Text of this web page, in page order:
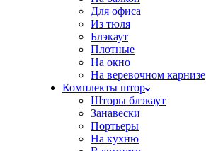
Для офиса
Из тюля
Блэкаут
Плотные
На окно
На веревочном карнизе
Комплекты штор
Шторы блэкаут
Занавески
Портьеры
На кухню